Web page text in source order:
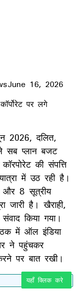
June 16, 2026
2026, दलित,
सब प्लान बजट
की संपत्ति
में उठ रही है।
और 8 सूत्रीय
जारी है। खैराही,
किया गया।
में ऑल इंडिया
ने पहुंचकर
पर बात रखी।
यहाँ क्लिक करे